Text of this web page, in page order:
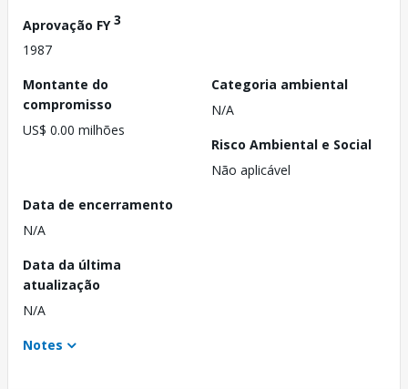
Aprovação FY3
1987
Montante do
compromisso
US$ 0.00 milhões
Categoria ambiental
N/A
Risco Ambiental e Social
Não aplicável
Data de encerramento
N/A
Data da última
atualização
N/A
Notes